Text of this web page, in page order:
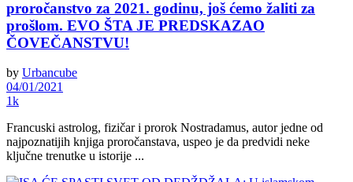
proročanstvo za 2021. godinu, još ćemo žaliti za
prošlom. EVO ŠTA JE PREDSKAZAO
ČOVEČANSTVU!
by Urbancube
04/01/2021
1k
Francuski astrolog, fizičar i prorok Nostradamus, autor jedne od
najpoznatijih knjiga proročanstava, uspeo je da predvidi neke
ključne trenutke u istorije ...